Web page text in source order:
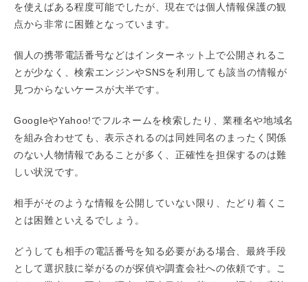
を使えばある程度可能でしたが、現在では個人情報保護の観
点から非常に困難となっています。
個人の携帯電話番号などはインターネット上で公開されるこ
とが少なく、検索エンジンやSNSを利用しても該当の情報が
見つからないケースが大半です。
GoogleやYahoo!でフルネームを検索したり、業種名や地域名
を組み合わせても、表示されるのは同姓同名のまったく関係
のない人物情報であることが多く、正確性を担保するのは難
しい状況です。
相手がそのような情報を公開していない限り、たどり着くこ
とは困難といえるでしょう。
どうしても相手の電話番号を知る必要がある場合、最終手段
として選択肢に挙がるのが探偵や調査会社への依頼です。こ